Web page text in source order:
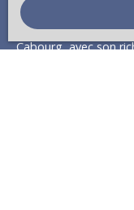
ville, facilitant ainsi
Cabourg, avec son